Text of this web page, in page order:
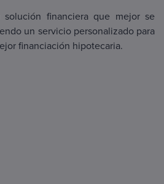
solución financiera que mejor se
un servicio personalizado para
financiación hipotecaria.